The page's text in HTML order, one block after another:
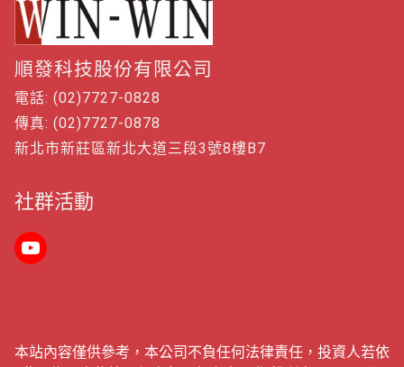
順發科技股份有限公司
電話: (02)7727-0828
傳真: (02)7727-0878
新北市新莊區新北大道三段3號8樓B7
社群活動
本站內容僅供參考，本公司不負任何法律責任，投資人若依